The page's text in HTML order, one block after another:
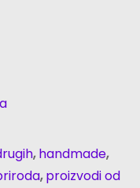
,handmade,
,proizvodi od